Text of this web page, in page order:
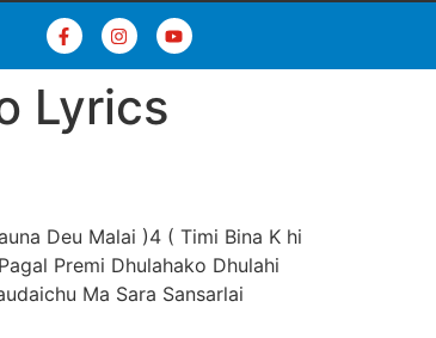
Lyrics
Deu Malai )4 ( Timi Bina K hi
Premi Dhulahako Dhulahi
Ma Sara Sansarlai